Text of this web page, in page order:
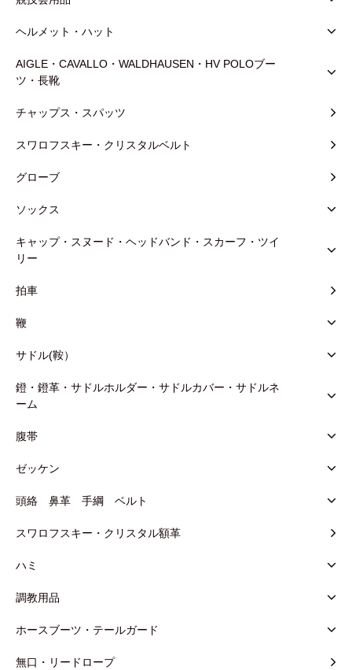
ヘルメット・ハット
AIGLE・CAVALLO・WALDHAUSEN・HV POLOブー
ツ・長靴
チャップス・スパッツ
スワロフスキー・クリスタルベルト
グローブ
ソックス
キャップ・スヌード・ヘッドバンド・スカーフ・ツイ
リー
拍車
鞭
サドル(鞍）
鐙・鐙革・サドルホルダー・サドルカバー・サドルネ
ーム
腹帯
ゼッケン
頭絡 鼻革 手綱 ベルト
スワロフスキー・クリスタル額革
ハミ
調教用品
ホースブーツ・テールガード
無口・リードロープ